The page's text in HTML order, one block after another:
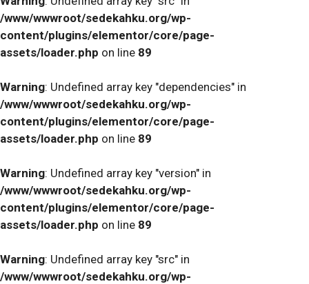
/www/wwwroot/sedekahku.org/wp-
content/plugins/elementor/core/page-
assets/loader.php on line 89
Warning: Undefined array key "dependencies" in
/www/wwwroot/sedekahku.org/wp-
content/plugins/elementor/core/page-
assets/loader.php on line 89
Warning: Undefined array key "version" in
/www/wwwroot/sedekahku.org/wp-
content/plugins/elementor/core/page-
assets/loader.php on line 89
Warning: Undefined array key "src" in
/www/wwwroot/sedekahku.org/wp-